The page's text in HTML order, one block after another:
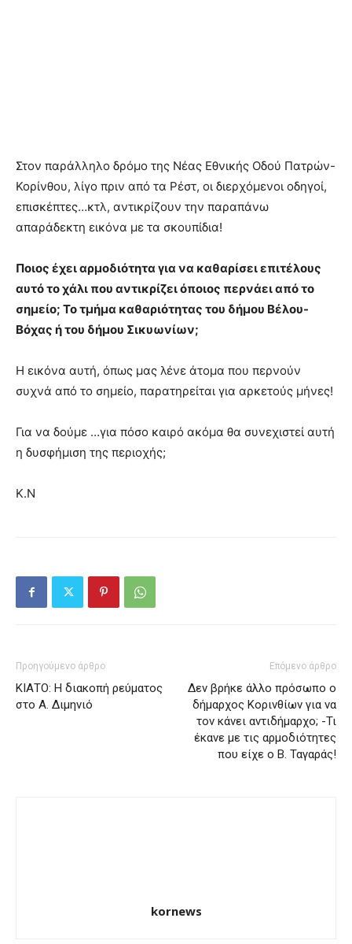
Στον παράλληλο δρόμο της Νέας Εθνικής Οδού Πατρών-
Κορίνθου, λίγο πριν από τα Ρέστ, οι διερχόμενοι οδηγοί,
επισκέπτες…κτλ, αντικρίζουν την παραπάνω
απαράδεκτη εικόνα με τα σκουπίδια!
Ποιος έχει αρμοδιότητα για να καθαρίσει επιτέλους
αυτό το χάλι που αντικρίζει όποιος περνάει από το
σημείο; Το τμήμα καθαριότητας του δήμου Βέλου-
Βόχας ή του δήμου Σικυωνίων;
Η εικόνα αυτή, όπως μας λένε άτομα που περνούν
συχνά από το σημείο, παρατηρείται για αρκετούς μήνες!
Για να δούμε …για πόσο καιρό ακόμα θα συνεχιστεί αυτή
η δυσφήμιση της περιοχής;
Κ.Ν
Προηγούμενο άρθρο
ΚΙΑΤΟ: Η διακοπή ρεύματος
στο Α. Διμηνιό
Επόμενο άρθρο
Δεν βρήκε άλλο πρόσωπο ο
δήμαρχος Κορινθίων για να
τον κάνει αντιδήμαρχο; -Τι
έκανε με τις αρμοδιότητες
που είχε ο Β. Ταγαράς!
kornews